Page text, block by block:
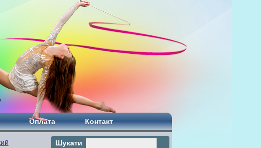
Оплата Контакт
Шукати